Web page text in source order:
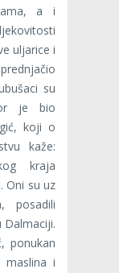
a i
uljarice i
su
je bio
koji o
kaže:
kraja
Oni su uz
posadili
Dalmaciji.
ponukan
maslina i